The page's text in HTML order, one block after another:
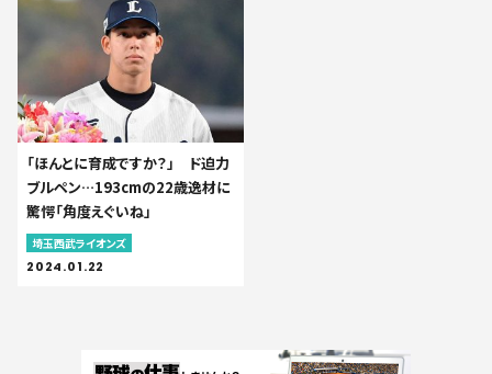
「ほんとに育成ですか？」 ド迫力
ブルペン…193cmの22歳逸材に
驚愕「角度えぐいね」
埼玉西武ライオンズ
2024.01.22